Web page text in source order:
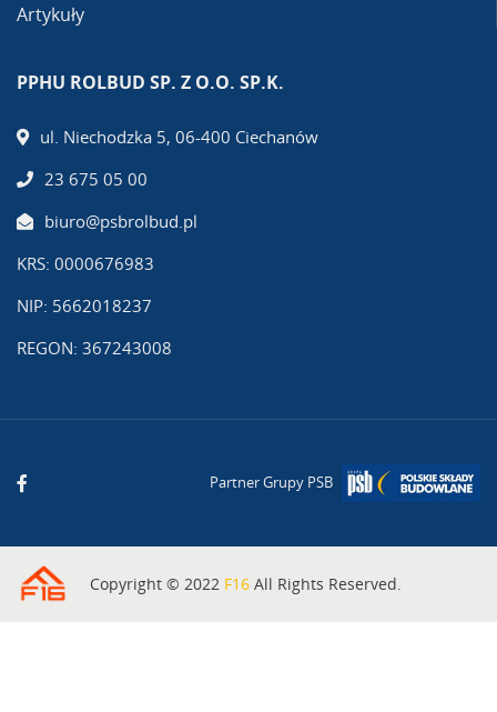
Artykuły
PPHU ROLBUD SP. Z O.O. SP.K.
ul. Niechodzka 5, 06-400 Ciechanów
23 675 05 00
biuro@psbrolbud.pl
KRS: 0000676983
NIP: 5662018237
REGON: 367243008
Partner Grupy PSB
Copyright © 2022 F16 All Rights Reserved.